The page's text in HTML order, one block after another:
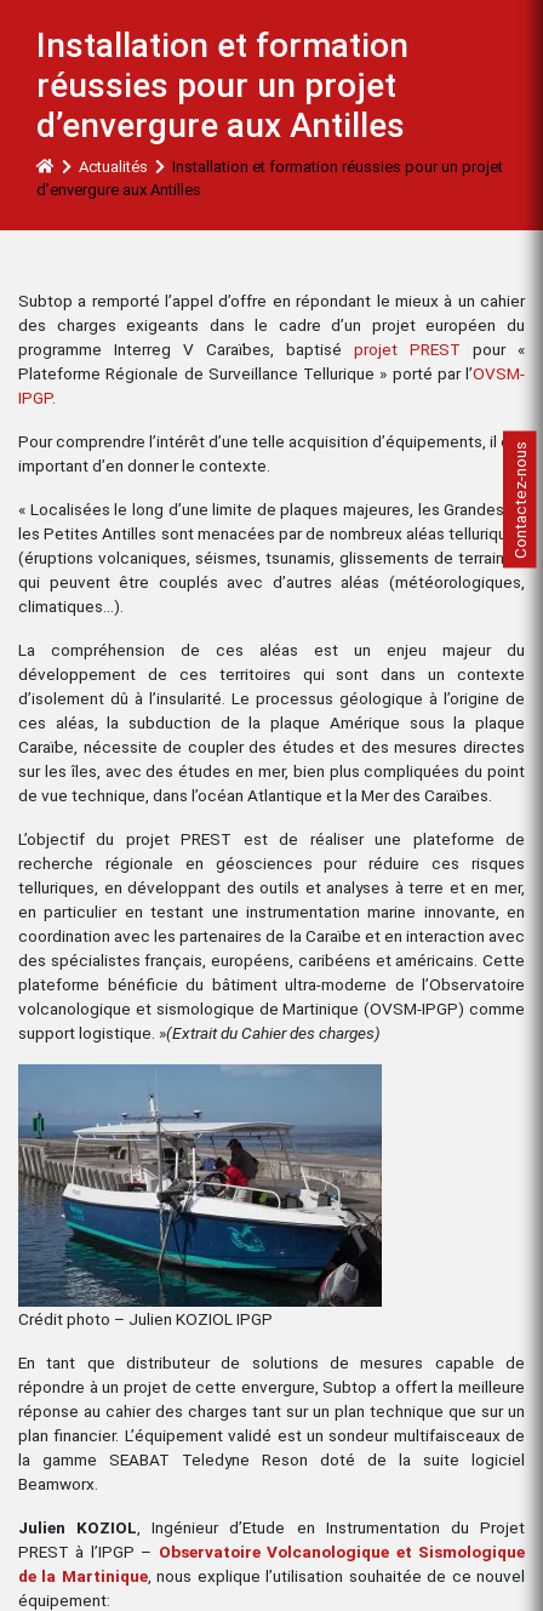
Installation et formation
réussies pour un projet
d’envergure aux Antilles
Actualités
Installation et formation réussies pour un projet
d’envergure aux Antilles
Subtop a remporté l’appel d’offre en répondant le mieux à un cahier
des charges exigeants dans le cadre d’un projet européen du
programme Interreg V Caraïbes, baptisé projet PREST pour «
Plateforme Régionale de Surveillance Tellurique » porté par l’OVSM-
IPGP.
Pour comprendre l’intérêt d’une telle acquisition d’équipements, il est
important d’en donner le contexte.
« Localisées le long d’une limite de plaques majeures, les Grandes et
les Petites Antilles sont menacées par de nombreux aléas telluriques
(éruptions volcaniques, séismes, tsunamis, glissements de terrain…),
qui peuvent être couplés avec d’autres aléas (météorologiques,
climatiques…).
La compréhension de ces aléas est un enjeu majeur du
développement de ces territoires qui sont dans un contexte
d’isolement dû à l’insularité. Le processus géologique à l’origine de
ces aléas, la subduction de la plaque Amérique sous la plaque
Caraïbe, nécessite de coupler des études et des mesures directes
sur les îles, avec des études en mer, bien plus compliquées du point
de vue technique, dans l’océan Atlantique et la Mer des Caraïbes.
L’objectif du projet PREST est de réaliser une plateforme de
recherche régionale en géosciences pour réduire ces risques
telluriques, en développant des outils et analyses à terre et en mer,
en particulier en testant une instrumentation marine innovante, en
coordination avec les partenaires de la Caraïbe et en interaction avec
des spécialistes français, européens, caribéens et américains. Cette
plateforme bénéficie du bâtiment ultra-moderne de l’Observatoire
volcanologique et sismologique de Martinique (OVSM-IPGP) comme
support logistique. »(Extrait du Cahier des charges)
Crédit photo – Julien KOZIOL IPGP
En tant que distributeur de solutions de mesures capable de
répondre à un projet de cette envergure, Subtop a offert la meilleure
réponse au cahier des charges tant sur un plan technique que sur un
plan financier. L’équipement validé est un sondeur multifaisceaux de
la gamme SEABAT Teledyne Reson doté de la suite logiciel
Beamworx.
Julien KOZIOL , Ingénieur d’Etude en Instrumentation du Projet
PREST à l’IPGP – Observatoire Volcanologique et Sismologique
de la Martinique, nous explique l’utilisation souhaitée de ce nouvel
équipement:
Contactez-nous